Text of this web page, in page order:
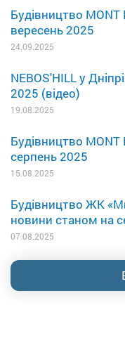
Будівництво MONT
вересень 2025
24.09.2025
NEBOS'HILL у
2025 (відео)
19.08.2025
Будівництво MONT
серпень 2025
15.08.2025
Будівництво ЖК
новини станом на
07.08.2025